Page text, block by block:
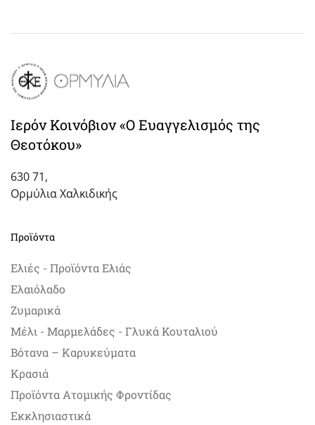
Ιερόν Κοινόβιον «Ο Ευαγγελισμός της
Θεοτόκου»
630 71,
Ορμύλια Χαλκιδικής
Προϊόντα
Ελιές - Προϊόντα Ελιάς
Ελαιόλαδο
Ζυμαρικά
Μέλι - Μαρμελάδες - Γλυκά Κουταλιού
Βότανα – Καρυκεύματα
Κρασιά
Προϊόντα Ατομικής Φροντίδας
Εκκλησιαστικά